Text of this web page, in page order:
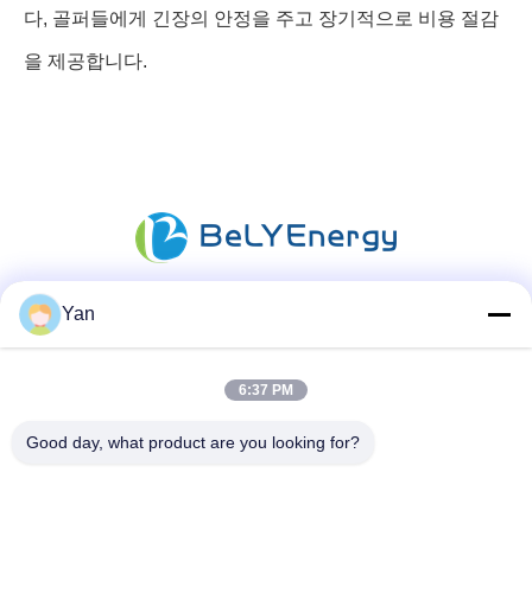
다, 골퍼들에게 긴장의 안정을 주고 장기적으로 비용 절감
을 제공합니다.
빠른 연락
Yan
6:37 PM
Good day, what product are you looking for?